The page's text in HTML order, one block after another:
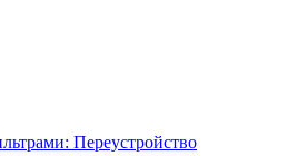
Переустройство